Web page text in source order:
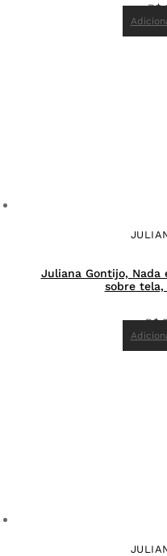
R$
Juliana Gontijo, Nada
sobre tela,
R$